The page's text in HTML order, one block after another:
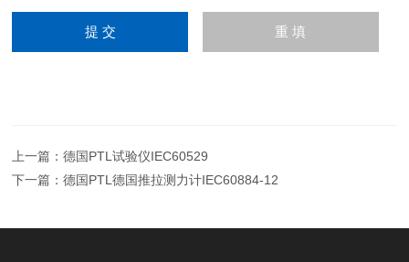
上一篇：德国PTL试验仪IEC60529
下一篇：德国PTL德国推拉测力计IEC60884-12